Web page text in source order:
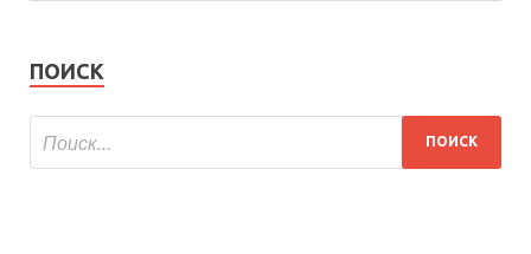
ПОИСК